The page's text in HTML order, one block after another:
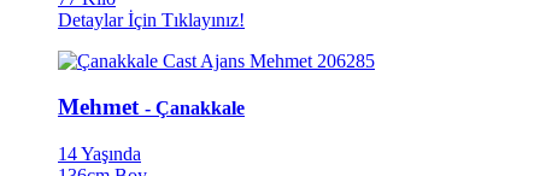
Detaylar İçin Tıklayınız!
Mehmet - Çanakkale
14 Yaşında